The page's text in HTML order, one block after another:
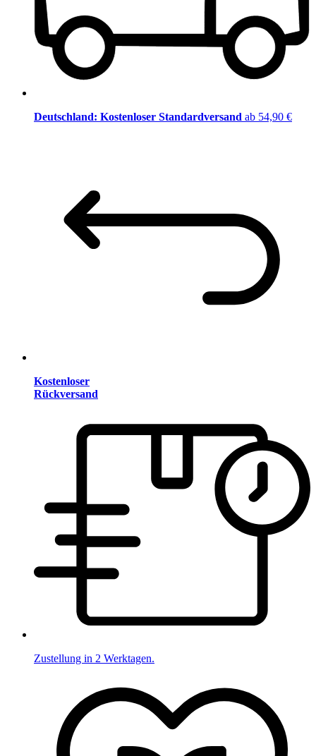
Deutschland: Kostenloser Standardversand ab 54,90 €
Kostenloser
Rückversand
Zustellung in 2 Werktagen.